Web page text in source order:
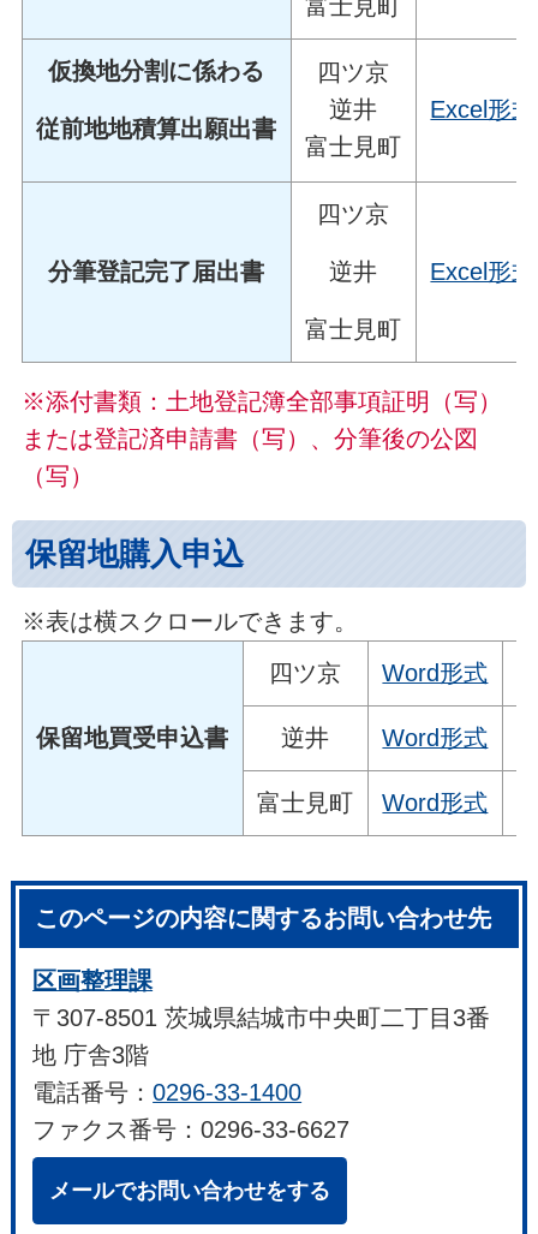
富士見町
仮換地分割に係わる
従前地地積算出願出書
四ツ京
逆井
富士見町
Excel形式
分筆登記完了届出書
四ツ京
逆井
富士見町
Excel形式
※添付書類：土地登記簿全部事項証明（写）
または登記済申請書（写）、分筆後の公図
（写）
保留地購入申込
※表は横スクロールできます。
保留地買受申込書
四ツ京 Word形式
逆井 Word形式
富士見町 Word形式
このページの内容に関するお問い合わせ先
区画整理課
〒307-8501 茨城県結城市中央町二丁目3番
地 庁舎3階
電話番号：0296-33-1400
ファクス番号：0296-33-6627
メールでお問い合わせをする